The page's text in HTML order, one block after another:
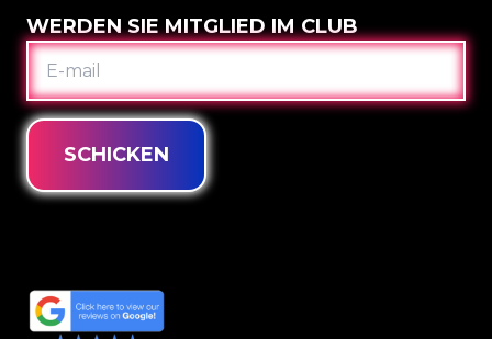
WERDEN SIE MITGLIED IM CLUB
E-
MAIL
SCHICKEN